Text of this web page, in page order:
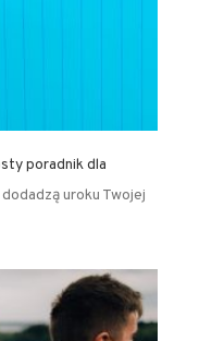
poradnik dla
uroku Twojej